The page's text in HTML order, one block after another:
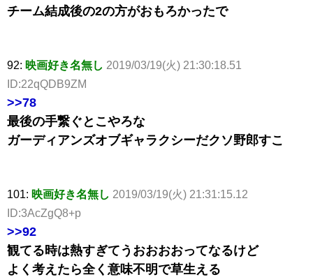
チーム結成後の2の方がおもろかったで
92: 映画好き名無し 2019/03/19(火) 21:30:18.51
ID:22qQDB9ZM
>>78
最後の手繋ぐとこやろな
ガーディアンズオブギャラクシーだクソ野郎すこ
101: 映画好き名無し 2019/03/19(火) 21:31:15.12
ID:3AcZgQ8+p
>>92
観てる時は熱すぎてうおおおおってなるけど
よく考えたら全く意味不明で草生える